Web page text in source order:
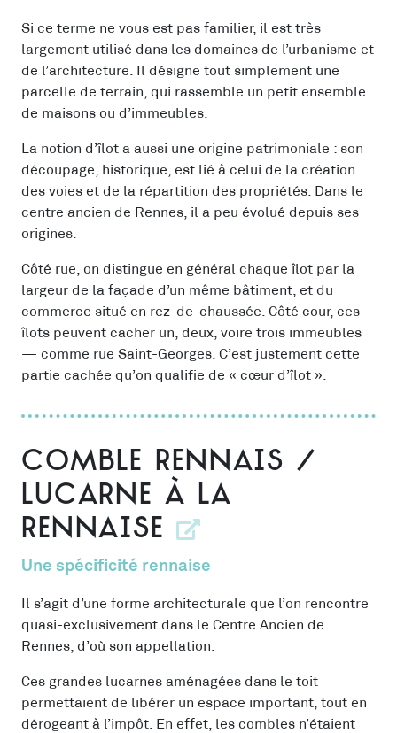
Si ce terme ne vous est pas familier, il est très
largement utilisé dans les domaines de l’urbanisme et
de l’architecture. Il désigne tout simplement une
parcelle de terrain, qui rassemble un petit ensemble
de maisons ou d’immeubles.
La notion d’îlot a aussi une origine patrimoniale : son
découpage, historique, est lié à celui de la création
des voies et de la répartition des propriétés. Dans le
centre ancien de Rennes, il a peu évolué depuis ses
origines.
Côté rue, on distingue en général chaque îlot par la
largeur de la façade d’un même bâtiment, et du
commerce situé en rez-de-chaussée. Côté cour, ces
îlots peuvent cacher un, deux, voire trois immeubles
— comme rue Saint-Georges. C’est justement cette
partie cachée qu’on qualifie de « cœur d’îlot ».
Comble rennais /
lucarne à la
rennaise
Une spécificité rennaise
Il s’agit d’une forme architecturale que l’on rencontre
quasi-exclusivement dans le Centre Ancien de
Rennes, d’où son appellation.
Ces grandes lucarnes aménagées dans le toit
permettaient de libérer un espace important, tout en
dérogeant à l’impôt. En effet, les combles n’étaient